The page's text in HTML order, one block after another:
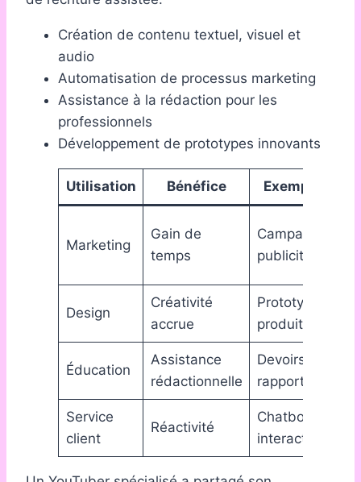
Création de contenu textuel, visuel et
audio
Automatisation de processus marketing
Assistance à la rédaction pour les
professionnels
Développement de prototypes innovants
Utilisation Bénéfice Exemple
Marketing
Gain de
temps
Campagne
publicitaire
Design
Créativité
accrue
Prototype
produit
Éducation
Assistance
rédactionnelle
Devoirs et
rapports
Service
client
Réactivité
Chatbots
interactifs